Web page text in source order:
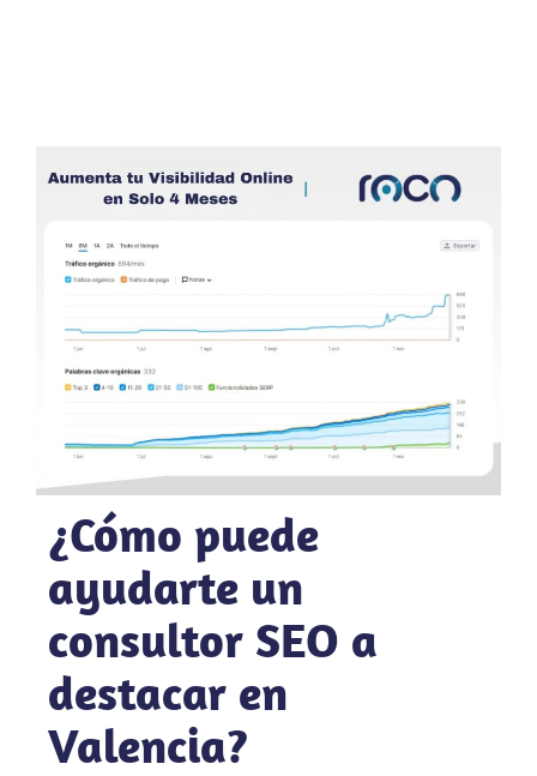
¿Cómo puede
ayudarte un
consultor SEO a
destacar en
Valencia?